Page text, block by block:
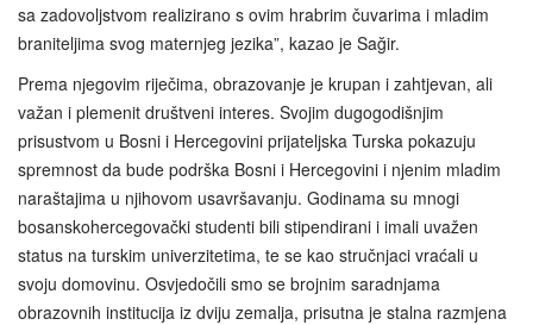
sa zadovoljstvom realizirano s ovim hrabrim čuvarima i mladim
braniteljima svog maternjeg jezika”, kazao je Sağir.
Prema njegovim riječima, obrazovanje je krupan i zahtjevan, ali
važan i plemenit društveni interes. Svojim dugogodišnjim
prisustvom u Bosni i Hercegovini prijateljska Turska pokazuju
spremnost da bude podrška Bosni i Hercegovini i njenim mladim
naraštajima u njihovom usavršavanju. Godinama su mnogi
bosanskohercegovački studenti bili stipendirani i imali uvažen
status na turskim univerzitetima, te se kao stručnjaci vraćali u
svoju domovinu. Osvjedočili smo se brojnim saradnjama
obrazovnih institucija iz dviju zemalja, prisutna je stalna razmjena